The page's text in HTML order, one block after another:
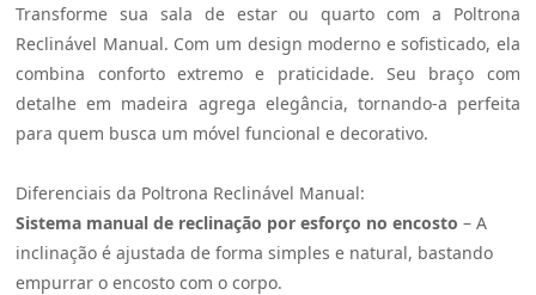
Transforme sua sala de estar ou quarto com a Poltrona
Reclinável Manual. Com um design moderno e sofisticado, ela
combina conforto extremo e praticidade. Seu braço com
detalhe em madeira agrega elegância, tornando-a perfeita
para quem busca um móvel funcional e decorativo.
Diferenciais da Poltrona Reclinável Manual:
Sistema manual de reclinação por esforço no encosto – A
inclinação é ajustada de forma simples e natural, bastando
empurrar o encosto com o corpo.